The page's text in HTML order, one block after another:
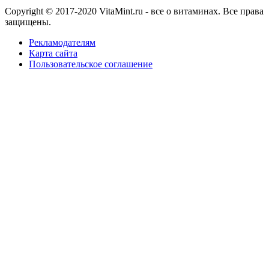
Copyright © 2017-2020 VitaMint.ru - все о витаминах. Все права
защищены.
Рекламодателям
Карта сайта
Пользовательское соглашение